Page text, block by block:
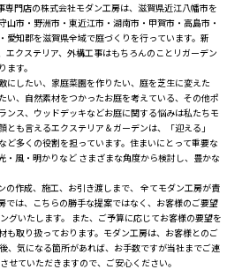
専門店の株式会社モダン工房は、滋賀県近江八幡市を
山市・野洲市・東近江市・湖南市・甲賀市・高島市・
愛知郡を滋賀県全域で庭づくりを行っています。新
エクステリア、外構工事はもちろんのことリガーデン
す。
にしたい、家庭菜園を作りたい、庭を芝生に変えた
い、自然素材をつかったお庭を考えている、その他ポ
ンス、ウッドデッキなどお庭に関する悩みは私たちモ
も言えるエクステリア＆ガーデンは、「迎える」
ど多くの役割を担っています。住まいにとって重要な
・風・明かりなど さまざまな角度から検討し、豊かな
の作成、施工、お引き渡しまで、 全てモダン工房が責
では、こちらの勝手な提案ではなく、お客様のご要望
グいたします。 また、ご予算に応じてお客様の要望を
も取り扱っております。モダン工房は、お客様とのご
、気になる箇所があれば、お手数ですが当社までご連
せていただきますので、ご安心ください。